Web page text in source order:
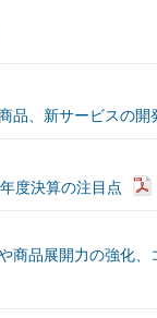
品、新サービスの
度決算の注目点
商品展開力の強化